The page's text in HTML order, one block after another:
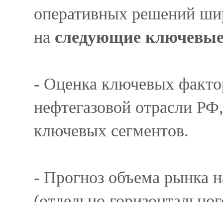
оперативных решений
на следующие
- Оценка ключевых
нефтегазовой отрасли
ключевых сегментов.
- Прогноз объема рынка